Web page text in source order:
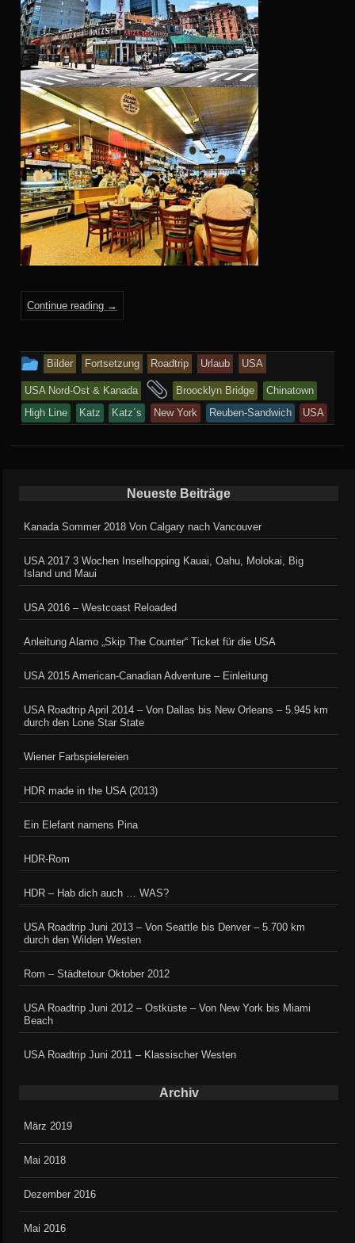
Continue reading →
This
entry
was
posted
in
Bilder Fortsetzung Roadtrip Urlaub USA
USA Nord-Ost & Kanada
and
tagged
Broocklyn Bridge
Chinatown
High Line
Katz Katz´s New York Reuben-Sandwich USA
Neueste Beiträge
Kanada Sommer 2018 Von Calgary nach Vancouver
USA 2017 3 Wochen Inselhopping Kauai, Oahu, Molokai, Big
Island und Maui
USA 2016 – Westcoast Reloaded
Anleitung Alamo „Skip The Counter“ Ticket für die USA
USA 2015 American-Canadian Adventure – Einleitung
USA Roadtrip April 2014 – Von Dallas bis New Orleans – 5.945 km
durch den Lone Star State
Wiener Farbspielereien
HDR made in the USA (2013)
Ein Elefant namens Pina
HDR-Rom
HDR – Hab dich auch … WAS?
USA Roadtrip Juni 2013 – Von Seattle bis Denver – 5.700 km
durch den Wilden Westen
Rom – Städtetour Oktober 2012
USA Roadtrip Juni 2012 – Ostküste – Von New York bis Miami
Beach
USA Roadtrip Juni 2011 – Klassischer Westen
Archiv
März 2019
Mai 2018
Dezember 2016
Mai 2016